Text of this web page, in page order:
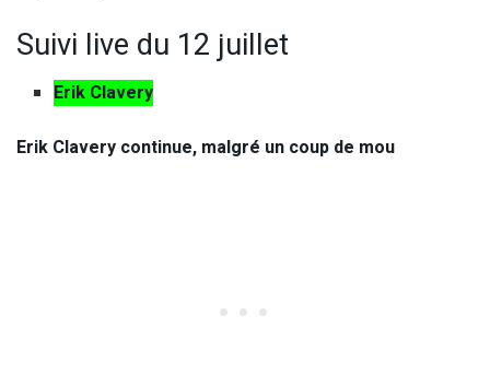
Suivi live du 12 juillet
Erik Clavery
Erik Clavery continue, malgré un coup de mou